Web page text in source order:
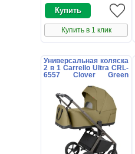
Купить в 1 клик
Универсальная коляска
2 в 1 Carrello Ultra CRL-
6557 Clover Green